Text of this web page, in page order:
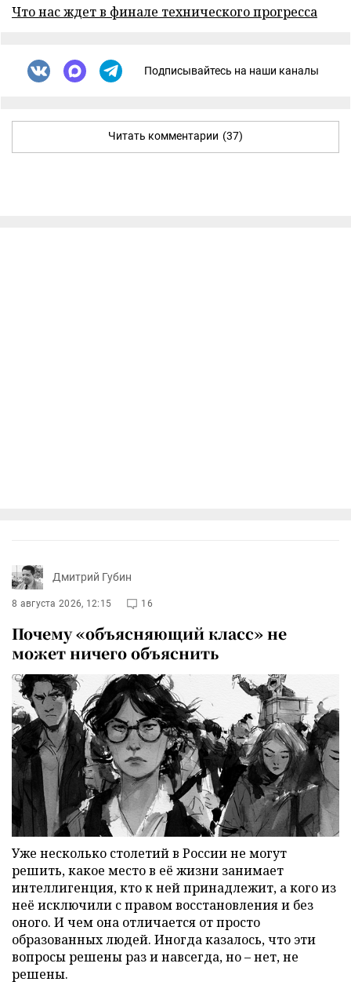
Что нас ждет в финале технического прогресса
Подписывайтесь на наши каналы
Читать комментарии (37)
Дмитрий Губин
8 августа 2026, 12:15 16
Почему «объясняющий класс» не
может ничего объяснить
Уже несколько столетий в России не могут
решить, какое место в её жизни занимает
интеллигенция, кто к ней принадлежит, а кого из
неё исключили с правом восстановления и без
оного. И чем она отличается от просто
образованных людей. Иногда казалось, что эти
вопросы решены раз и навсегда, но – нет, не
решены.